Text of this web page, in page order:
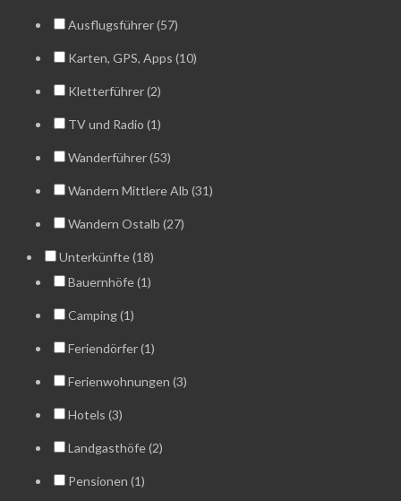
Ausflugsführer (57)
Karten, GPS, Apps (10)
Kletterführer (2)
TV und Radio (1)
Wanderführer (53)
Wandern Mittlere Alb (31)
Wandern Ostalb (27)
Unterkünfte (18)
Bauernhöfe (1)
Camping (1)
Feriendörfer (1)
Ferienwohnungen (3)
Hotels (3)
Landgasthöfe (2)
Pensionen (1)